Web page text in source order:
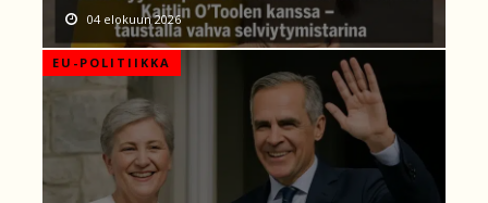
04 elokuun 2026
EU-POLITIIKKA